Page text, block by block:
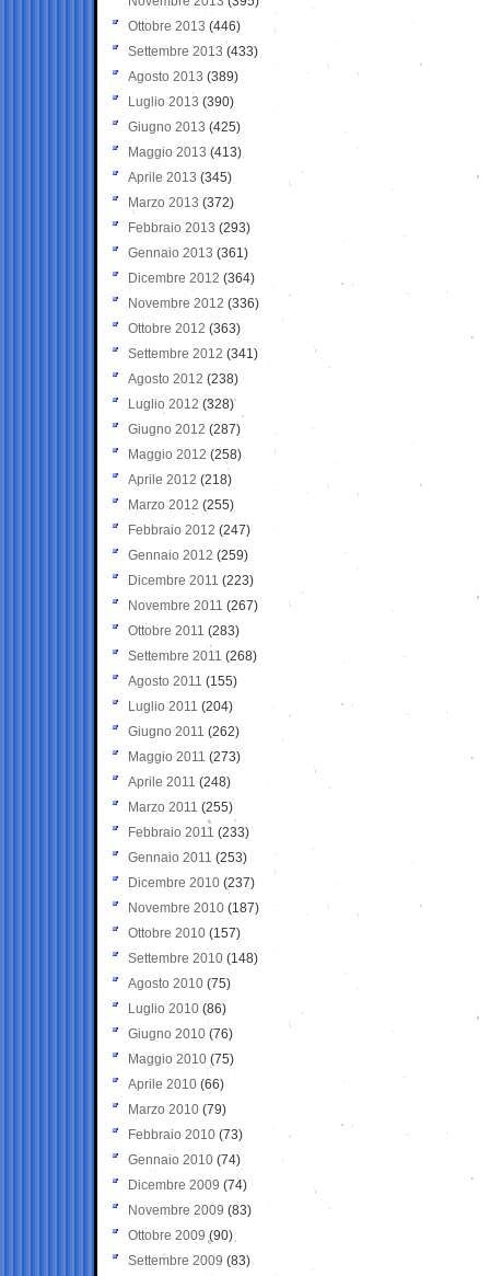
Ottobre 2013 (446)
Settembre 2013 (433)
Agosto 2013 (389)
Luglio 2013 (390)
Giugno 2013 (425)
Maggio 2013 (413)
Aprile 2013 (345)
Marzo 2013 (372)
Febbraio 2013 (293)
Gennaio 2013 (361)
Dicembre 2012 (364)
Novembre 2012 (336)
Ottobre 2012 (363)
Settembre 2012 (341)
Agosto 2012 (238)
Luglio 2012 (328)
Giugno 2012 (287)
Maggio 2012 (258)
Aprile 2012 (218)
Marzo 2012 (255)
Febbraio 2012 (247)
Gennaio 2012 (259)
Dicembre 2011 (223)
Novembre 2011 (267)
Ottobre 2011 (283)
Settembre 2011 (268)
Agosto 2011 (155)
Luglio 2011 (204)
Giugno 2011 (262)
Maggio 2011 (273)
Aprile 2011 (248)
Marzo 2011 (255)
Febbraio 2011 (233)
Gennaio 2011 (253)
Dicembre 2010 (237)
Novembre 2010 (187)
Ottobre 2010 (157)
Settembre 2010 (148)
Agosto 2010 (75)
Luglio 2010 (86)
Giugno 2010 (76)
Maggio 2010 (75)
Aprile 2010 (66)
Marzo 2010 (79)
Febbraio 2010 (73)
Gennaio 2010 (74)
Dicembre 2009 (74)
Novembre 2009 (83)
Ottobre 2009 (90)
Settembre 2009 (83)